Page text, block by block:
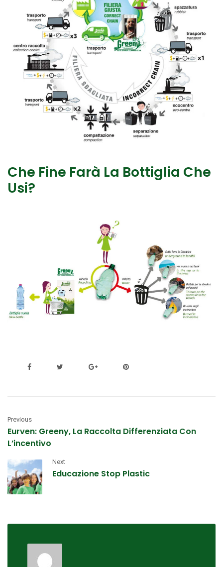
Che Fine Farà La Bottiglia Che
Usi?
Previous
Eurven: Greeny, La Raccolta Differenziata Con
L’incentivo
Next
Educazione Stop Plastic